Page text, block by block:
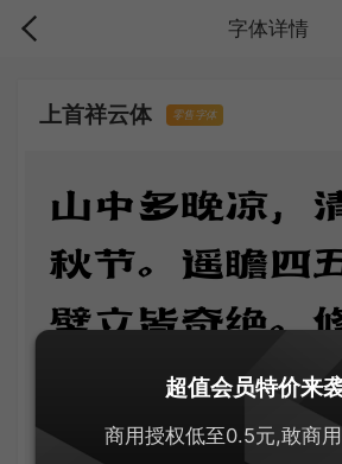
字体详情
上首祥云体 零售字体
山中多晚凉，
秋节。遥瞻四
壁立皆奇绝。
林开，乔松倚
黄菊散芳丛，
超值会员特价来
商用授权低至0.5元,敢商